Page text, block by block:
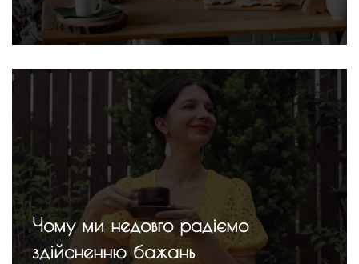
Чому ми недовго радіємо
здійсненню бажань